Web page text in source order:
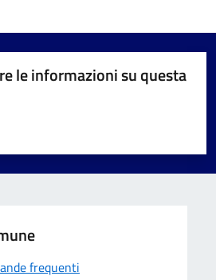
le informazioni su questa
stelle su 5
su 5
5
frequenti